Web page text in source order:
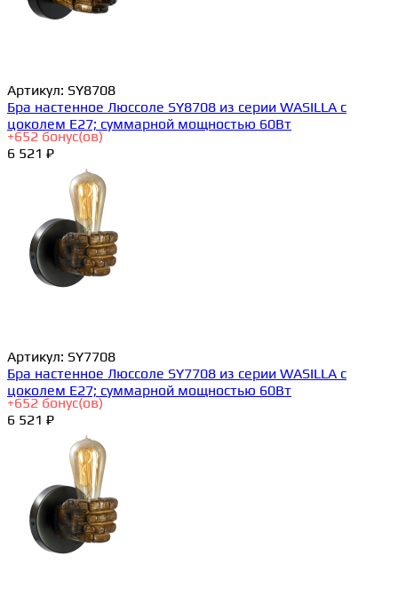
Артикул: SY8708
Бра настенное Люссоле SY8708 из серии WASILLA с
цоколем E27; суммарной мощностью 60Вт
+652 бонус(ов)
6 521 ₽
Артикул: SY7708
Бра настенное Люссоле SY7708 из серии WASILLA с
цоколем E27; суммарной мощностью 60Вт
+652 бонус(ов)
6 521 ₽